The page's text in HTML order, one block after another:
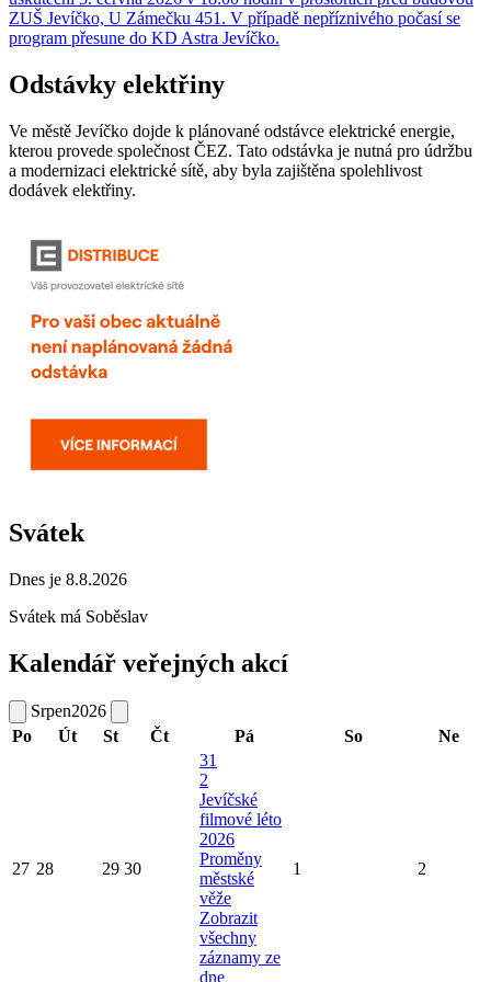
ZUŠ Jevíčko, U Zámečku 451. V případě nepříznivého počasí se
program přesune do KD Astra Jevíčko.
Odstávky elektřiny
Ve městě Jevíčko dojde k plánované odstávce elektrické energie,
kterou provede společnost ČEZ. Tato odstávka je nutná pro údržbu
a modernizaci elektrické sítě, aby byla zajištěna spolehlivost
dodávek elektřiny.
Svátek
Dnes je 8.8.2026
Svátek má Soběslav
Kalendář veřejných akcí
Srpen2026
Po
Út St Čt Pá So Ne
27 28 29 30
31
2
Jevíčské
filmové léto
2026
Proměny
městské
věže
Zobrazit
všechny
záznamy ze
dne
1 2